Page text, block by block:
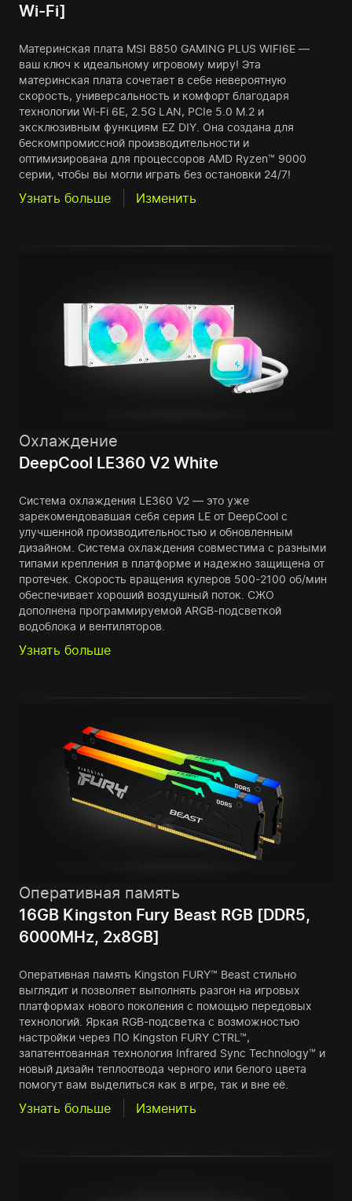
Wi-Fi]
Материнская плата MSI B850 GAMING PLUS WIFI6E —
ваш ключ к идеальному игровому миру! Эта
материнская плата сочетает в себе невероятную
скорость, универсальность и комфорт благодаря
технологии Wi-Fi 6E, 2.5G LAN, PCIe 5.0 M.2 и
эксклюзивным функциям EZ DIY. Она создана для
бескомпромиссной производительности и
оптимизирована для процессоров AMD Ryzen™ 9000
серии, чтобы вы могли играть без остановки 24/7!
Узнать больше Изменить
Охлаждение
DeepCool LE360 V2 White
Система охлаждения LE360 V2 — это уже
зарекомендовавшая себя серия LE от DeepCool с
улучшенной производительностью и обновленным
дизайном. Система охлаждения совместима с разными
типами крепления в платформе и надежно защищена от
протечек. Скорость вращения кулеров 500-2100 об/мин
обеспечивает хороший воздушный поток. СЖО
дополнена программируемой ARGB-подсветкой
водоблока и вентиляторов.
Узнать больше
Оперативная память
16GB Kingston Fury Beast RGB [DDR5,
6000MHz, 2x8GB]
Оперативная память Kingston FURY™ Beast стильно
выглядит и позволяет выполнять разгон на игровых
платформах нового поколения с помощью передовых
технологий. Яркая RGB-подсветка с возможностью
настройки через ПО Kingston FURY CTRL™,
запатентованная технология Infrared Sync Technology™ и
новый дизайн теплоотвода черного или белого цвета
помогут вам выделиться как в игре, так и вне её.
Узнать больше Изменить